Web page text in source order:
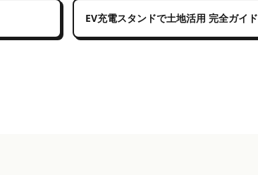
EV充電スタンドで土地活用 完全ガイド